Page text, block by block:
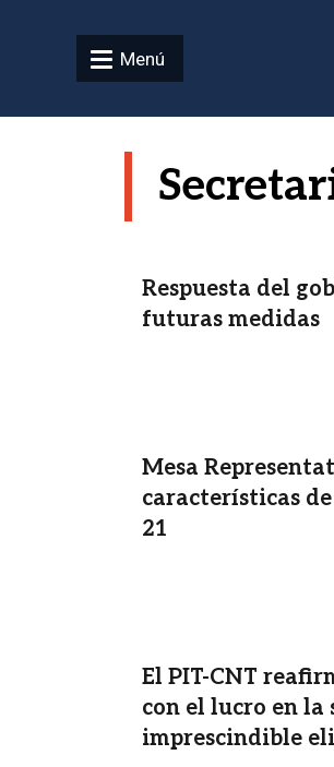
Menú
Respuesta del
futuras medidas
Mesa
características
21
El PIT-CNT
con el lucro en la
imprescindible